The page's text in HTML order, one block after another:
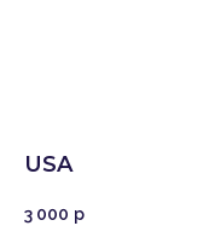
USA
3 000 р